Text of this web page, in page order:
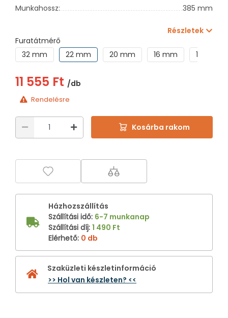
Munkahossz:
385 mm
Részletek
Furatátmérő
32 mm
22 mm 20 mm 16 mm 14 mm
11 555 Ft /db
Rendelésre
Kosárba rakom
Házhozszállítás
Szállítási idő: 6-7 munkanap
Szállítási díj: 1 490 Ft
Elérhető: 0 db
Szaküzleti készletinformáció
>> Hol van készleten? <<